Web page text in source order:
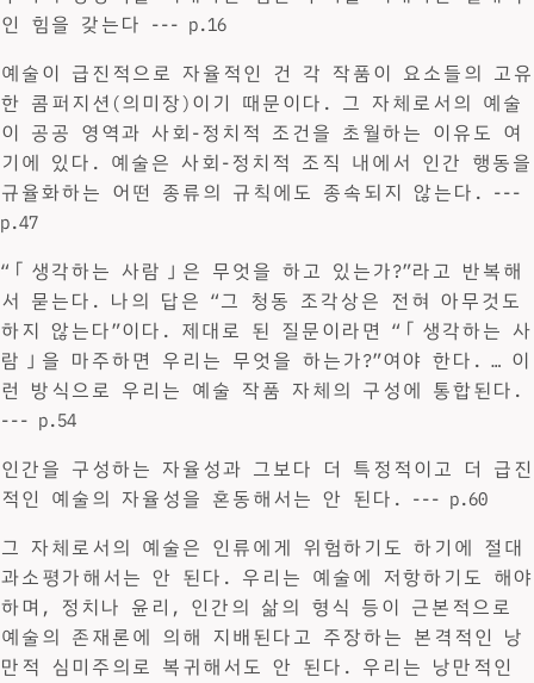
인 힘을 갖는다 --- p.16
예술이 급진적으로 자율적인 건 각 작품이 요소들의 고유
한 콤퍼지션(의미장)이기 때문이다. 그 자체로서의 예술
이 공공 영역과 사회-정치적 조건을 초월하는 이유도 여
기에 있다. 예술은 사회-정치적 조직 내에서 인간 행동을
규율화하는 어떤 종류의 규칙에도 종속되지 않는다. ---
p.47
“「생각하는 사람」은 무엇을 하고 있는가?”라고 반복해
서 묻는다. 나의 답은 “그 청동 조각상은 전혀 아무것도
하지 않는다”이다. 제대로 된 질문이라면 “「생각하는 사
람」을 마주하면 우리는 무엇을 하는가?”여야 한다. … 이
런 방식으로 우리는 예술 작품 자체의 구성에 통합된다.
--- p.54
인간을 구성하는 자율성과 그보다 더 특정적이고 더 급진
적인 예술의 자율성을 혼동해서는 안 된다. --- p.60
그 자체로서의 예술은 인류에게 위험하기도 하기에 절대
과소평가해서는 안 된다. 우리는 예술에 저항하기도 해야
하며, 정치나 윤리, 인간의 삶의 형식 등이 근본적으로
예술의 존재론에 의해 지배된다고 주장하는 본격적인 낭
만적 심미주의로 복귀해서도 안 된다. 우리는 낭만적인